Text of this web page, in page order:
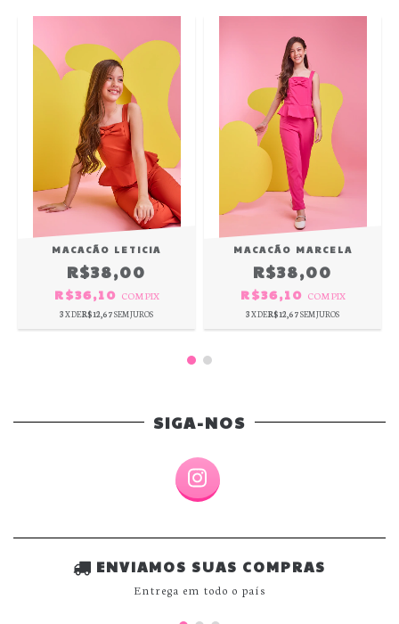
MACACÃO LETICIA
R$38,00
R$36,10 COMPIX
3X DER$12,67SEM JUROS
MACACÃO MARCELA
R$38,00
R$36,10 COMPIX
3X DER$12,67SEM JUROS
SIGA-NOS
ENVIAMOS SUAS COMPRAS
Entrega em todo o país